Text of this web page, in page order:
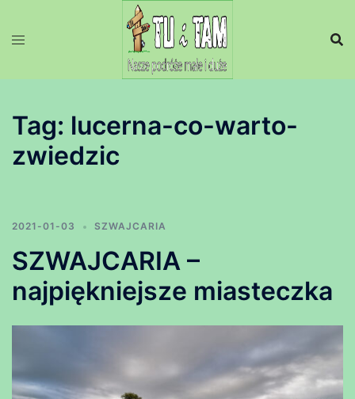
Tag: lucerna-co-warto-
zwiedzic
2021-01-03 SZWAJCARIA
SZWAJCARIA –
najpiękniejsze miasteczka